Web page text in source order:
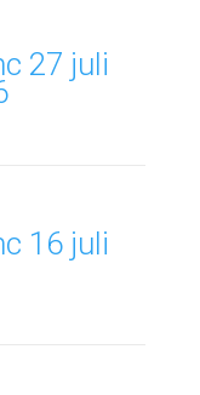
27 juli
16 juli